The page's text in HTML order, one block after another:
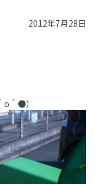
2012年7月28日
＾●）